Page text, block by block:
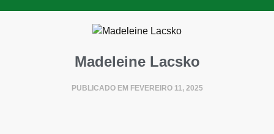
Madeleine Lacsko
PUBLICADO EM FEVEREIRO 11, 2025